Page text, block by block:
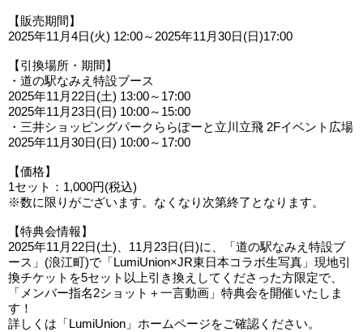
【販売期間】
2025年11月4日(火) 12:00～2025年11月30日(日)17:00
【引換場所・期間】
・道の駅なみえ特設ブース
2025年11月22日(土) 13:00～17:00
2025年11月23日(日) 10:00～15:00
・三井ショッピングパークららぽーと立川立飛 2Fイベント広場
2025年11月30日(日) 10:00～17:00
【価格】
1セット：1,000円(税込)
※数に限りがございます。なくなり次第終了となります。
【特典会情報】
2025年11月22日(土)、11月23日(日)に、「道の駅なみえ特設ブ
ース」(浪江町)で「LumiUnion×JR東日本コラボ生写真」現地引
換チケットを5セット以上引き換えしてくださった方限定で、
「メンバー指名2ショット＋一言動画」特典会を開催いたしま
す！
詳しくは「LumiUnion」ホームページをご確認ください。